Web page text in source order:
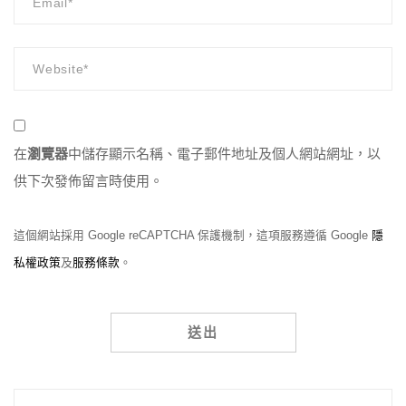
在瀏覽器中儲存顯示名稱、電子郵件地址及個人網站網址，以
供下次發佈留言時使用。
這個網站採用 Google reCAPTCHA 保護機制，這項服務遵循 Google 隱
私權政策及服務條款 。